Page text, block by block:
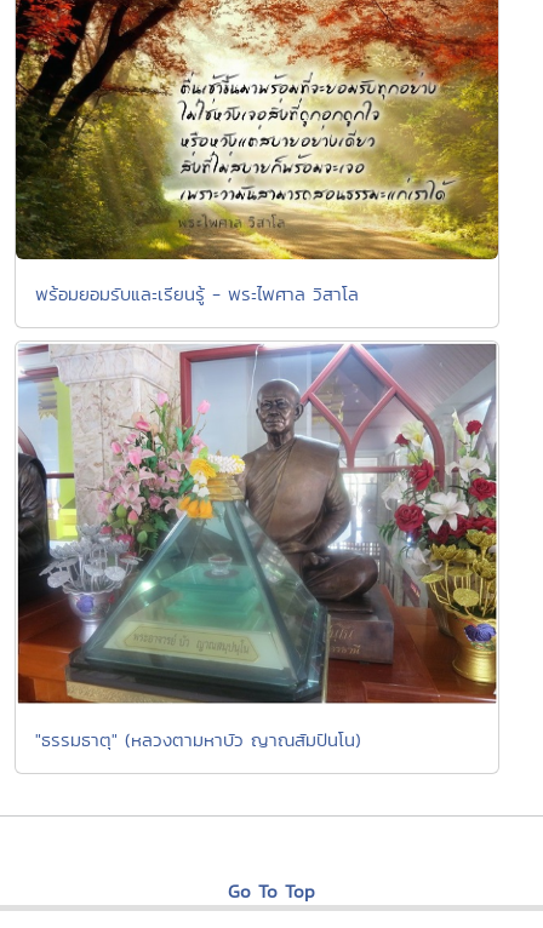
พร้อมยอมรับและเรียนรู้ - พระไพศาล วิสาโล
"ธรรมธาตุ" (หลวงตามหาบัว ญาณสัมปันโน)
Go To Top